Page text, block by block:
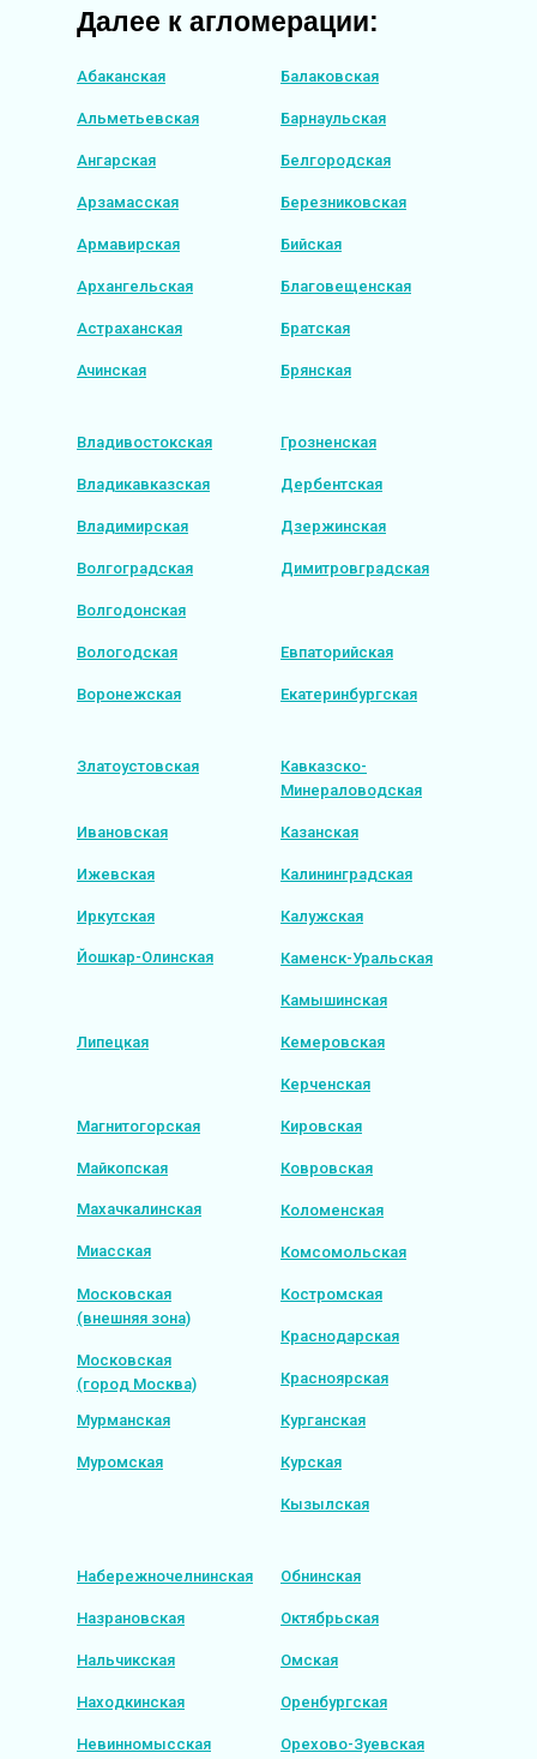
Альметьевская
Ангарская
Арзамасская
Армавирская
Архангельская
Абаканская
Ачинская
Балаковская
Барнаульская
Белгородская
Березниковская
Астраханская
Бийская
Благовещенская
Братская
Брянская
Владивостокская
Владикавказская
Владимирская
Волгоградская
Волгодонская
Вологодская
Воронежская
Грозненская
Дербентская
Дзержинская
Димитровградская
Евпаторийская
Екатеринбургская
Златоустовская
Ивановская
Ижевская
Иркутская
Йошкар-Олинская
Кавказско-
Минераловодская
Казанская
Калининградская
Калужская
Каменск-Уральская
Камышинская
Кемеровская
Керченская
Кировская
Ковровская
Коломенская
Комсомольская
Костромская
Краснодарская
Красноярская
Курганская
Курская
Кызылская
Липецкая
Магнитогорская
Майкопская
Махачкалинская
Миасская
Московская
(внешняя зона)
Московская
(город Москва)
Мурманская
Муромская
Набережночелнинская
Назрановская
Нальчикская
Находкинская
Невинномысская
Обнинская
Октябрьская
Омская
Оренбургская
Орехово-Зуевская
Далее к агломерации: